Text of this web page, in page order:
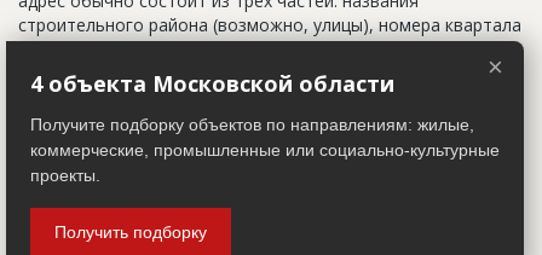
строительного района (возможно, улицы), номера квартала
(не обязательно) и корпуса (владения).
Настоящим строительным адресом можно считать адрес,
указанный в правоустанавливающих документах. Иногда
строительные организации делают свои добавления
(например, вторая очередь). В официальных документах
квартира с большой кладовой", которые годятся только
×
4 объекта Московской области
Получите подборку объектов по направлениям: жилые,
коммерческие, промышленные или социально-культурные
проекты.
Получить подборку